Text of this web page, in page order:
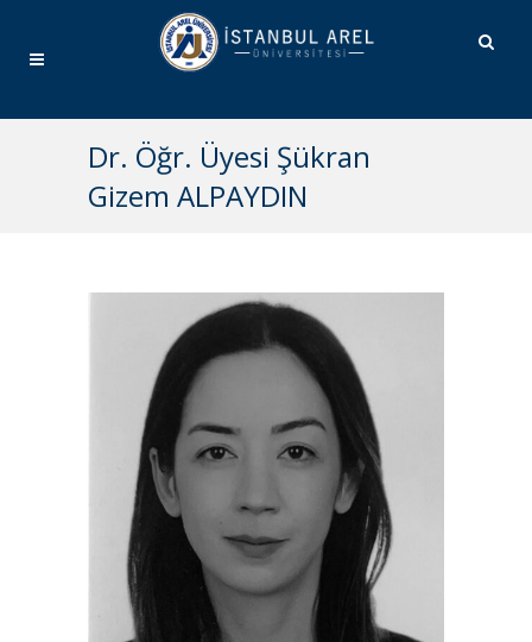
Dr. Öğr. Üyesi Şükran
Gizem ALPAYDIN